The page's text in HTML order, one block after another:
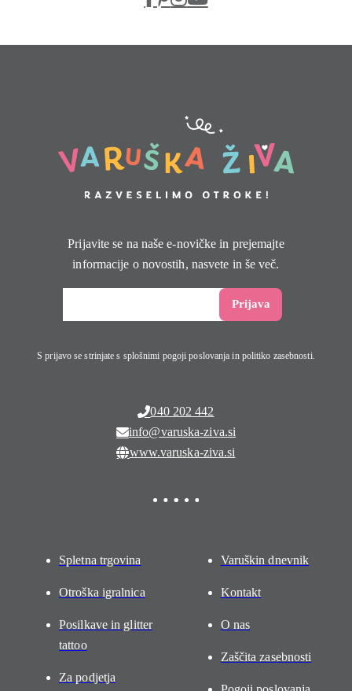
Prijavite se na naše e-novičke in prejemajte
informacije o novostih, nasvete in še več.
S prijavo se strinjate s splošnimi pogoji poslovanja in politiko zasebnosti.
040 202 442
info@varuska-ziva.si
www.varuska-ziva.si
Spletna trgovina
Otroška igralnica
Posilkave in glitter
tattoo
Za podjetja
Varuškin dnevnik
Kontakt
O nas
Zaščita zasebnosti